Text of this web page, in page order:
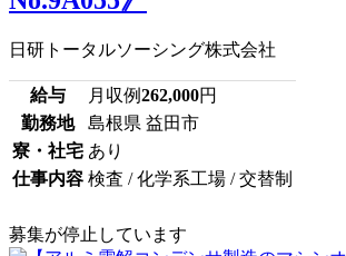
日研トータルソーシング株式会社
給与 月収例262,000円
勤務地
島根県 益田市
寮・社宅 あり
仕事内容 検査 / 化学系工場 / 交替制
募集が停止しています